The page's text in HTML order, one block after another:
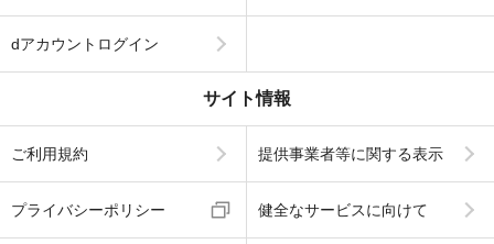
dアカウントログイン
サイト情報
ご利用規約 提供事業者等に関する表示
プライバシーポリシー 健全なサービスに向けて